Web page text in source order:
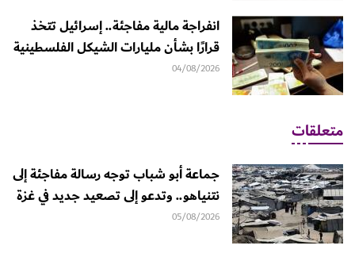
انفراجة مالية مفاجئة.. إسرائيل تتخذ
قرارًا بشأن مليارات الشيكل الفلسطينية
04/08/2026
متعلقات
جماعة أبو شباب توجه رسالة مفاجئة إلى
نتنياهو.. وتدعو إلى تصعيد جديد في غزة
05/08/2026